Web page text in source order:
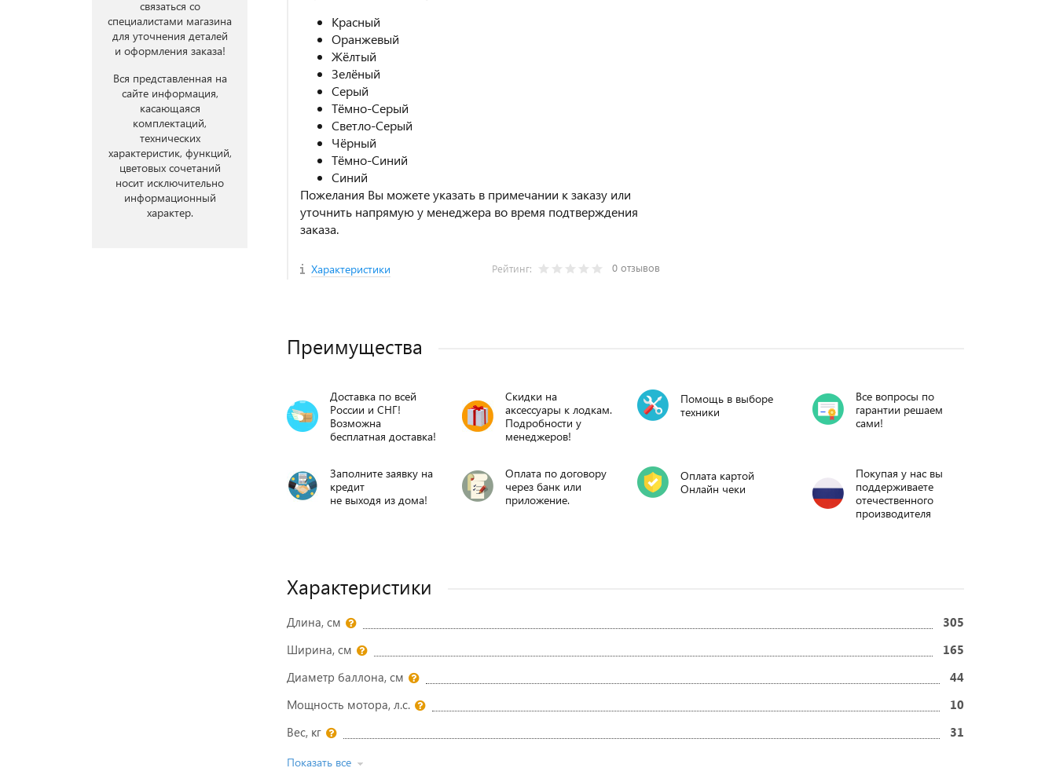
связаться со
специалистами магазина
для уточнения деталей
и оформления заказа!
Вся представленная на
сайте информация,
касающаяся
комплектаций,
технических
характеристик, функций,
цветовых сочетаний
носит исключительно
информационный
характер.
Красный
Оранжевый
Жёлтый
Зелёный
Серый
Тёмно-Серый
Светло-Серый
Чёрный
Тёмно-Синий
Синий
Пожелания Вы можете указать в примечании к заказу или
уточнить напрямую у менеджера во время подтверждения
заказа.
Характеристики Рейтинг: 0 отзывов
Преимущества
Доставка по всей
России и СНГ!
Возможна
бесплатная доставка!
Скидки на
аксессуары к лодкам.
Подробности у
менеджеров!
Помощь в выборе
техники
Все вопросы по
гарантии решаем
сами!
Заполните заявку на
кредит
не выходя из дома!
Оплата по договору
через банк или
приложение.
Оплата картой
Онлайн чеки
Покупая у нас вы
поддерживаете
отечественного
производителя
Характеристики
Длина, см
305
Ширина, см
165
Диаметр баллона, см
44
Мощность мотора, л.с.
10
Вес, кг
31
Показать все